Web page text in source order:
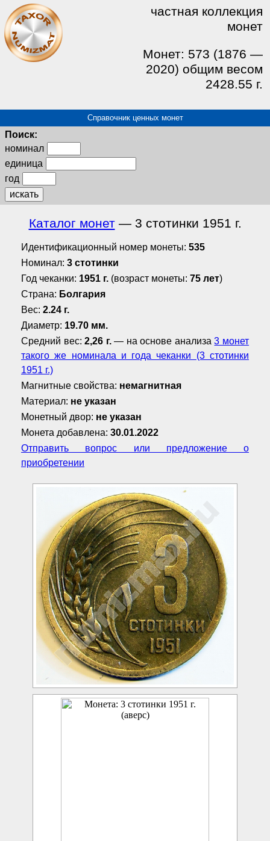
частная коллекция
монет
Монет: 573 (1876 —
2020) общим весом
2428.55 г.
Справочник ценных монет
Поиск:
номинал
единица
год
искать
Каталог монет— 3 стотинки 1951 г.
Идентификационный номер монеты: 535
Номинал: 3 стотинки
Год чеканки: 1951 г. (возраст монеты: 75 лет)
Страна: Болгария
Вес: 2.24 г.
Диаметр: 19.70 мм.
Средний вес:2,26 г.— на основе анализа3 монет
такого же номинала и года чеканки (3 стотинки
1951 г.)
Магнитные свойства: немагнитная
Материал: не указан
Монетный двор: не указан
Монета добавлена: 30.01.2022
Отправить вопрос или предложение о
приобретении